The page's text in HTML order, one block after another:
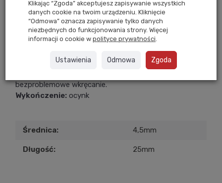
Dostawa 24
w 24h
Gwarancja
Przez 1 rok
Wkręty wykonane z wysokiej jakości stali.
bezproblemowe wkręcanie.
Wykończenie: ocynk
Średnica: 4,5mm
Długość: 25mm
Klikając “Zgoda” akceptujesz zapisywanie wszystkich
danych cookie na twoim urządzeniu. Kliknięcie
“Odmowa” oznacza zapisywanie tylko danych
niezbędnych do funkcjonowania strony. Więcej
informacji o cookie w polityce prywatności
Ustawienia Odmowa Zgoda